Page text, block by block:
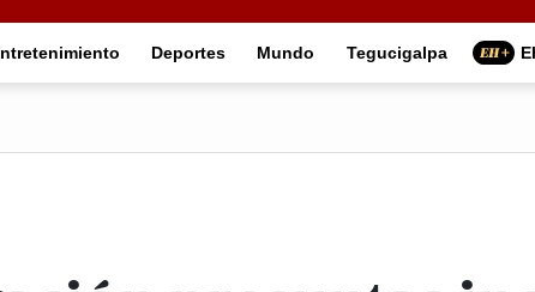
Deportes Mundo Tegucigalpa